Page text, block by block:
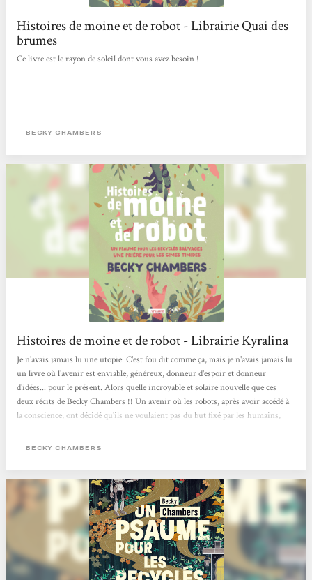
Histoires de moine et de robot - Librairie Quai des
brumes
Ce livre est le rayon de soleil dont vous avez besoin !
BECKY CHAMBERS
Histoires de moine et de robot - Librairie Kyralina
Je n'avais jamais lu une utopie. C'est fou dit comme ça, mais je n'avais jamais lu
un livre où l'avenir est enviable, généreux, donneur d'espoir et donneur
d'idées... pour le présent. Alors quelle incroyable et solaire nouvelle que ces
deux récits de Becky Chambers !! Un avenir où les robots, après avoir accédé à
la conscience, ont décidé qu'ils ne voulaient pas du but fixé par les humains,
décision des robots, ont dû réinventer leur vie, la repenser, et reconstruire...
BECKY CHAMBERS